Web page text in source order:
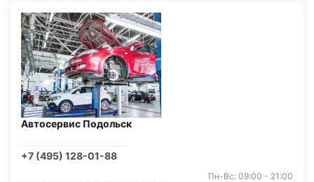
Автосервис Подольск
+7 (495) 128-01-88
Пн-Вс: 09:00 - 21:00